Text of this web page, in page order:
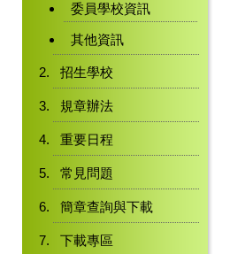
委員學校資訊
其他資訊
招生學校
規章辦法
重要日程
常見問題
簡章查詢與下載
下載專區